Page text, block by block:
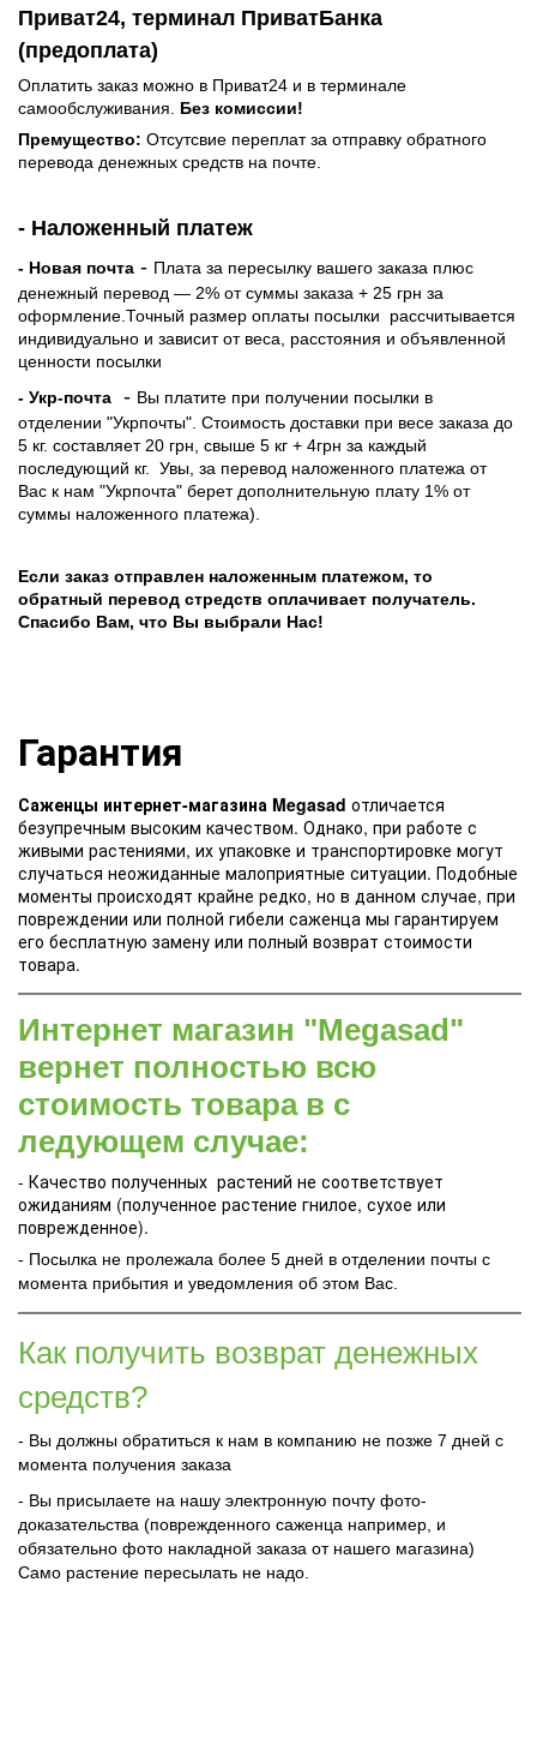
Приват24, терминал ПриватБанка
(предоплата)
Оплатить заказ можно в Приват24 и в терминале
самообслуживания. Без комиссии!
Премущество: Отсутсвие переплат за отправку обратного
перевода денежных средств на почте.
- Наложенный платеж
- Новая почта - Плата за пересылку вашего заказа плюс
денежный перевод — 2% от суммы заказа + 25 грн за
оформление.Точный размер оплаты посылки рассчитывается
индивидуально и зависит от веса, расстояния и объявленной
ценности посылки
- Укр-почта
- Вы платите при получении посылки в
отделении "Укрпочты". Стоимость доставки при весе заказа до
5 кг. составляет 20 грн, свыше 5 кг + 4грн за каждый
последующий кг. Увы, за перевод наложенного платежа от
Вас к нам "Укрпочта" берет дополнительную плату 1% от
суммы наложенного платежа).
Если заказ отправлен наложенным платежом, то
обратный перевод стредств оплачивает получатель.
Спасибо Вам, что Вы выбрали Нас!
Гарантия
Саженцы интернет-магазина Megasad отличается
безупречным высоким качеством. Однако, при работе с
живыми растениями, их упаковке и транспортировке могут
случаться неожиданные малоприятные ситуации. Подобные
моменты происходят крайне редко, но в данном случае, при
повреждении или полной гибели саженца мы гарантируем
его бесплатную замену или полный возврат стоимости
товара.
Интернет магазин "Megasad"
вернет полностью всю
стоимость товара в с
ледующем случае:
- Качество полученных растений не соответствует
ожиданиям (полученное растение гнилое, сухое или
поврежденное).
- Посылка не пролежала более 5 дней в отделении почты с
момента прибытия и уведомления об этом Вас.
Как получить возврат денежных
средств?
- Вы должны обратиться к нам в компанию не позже 7 дней с
момента получения заказа
- Вы присылаете на нашу электронную почту фото-
доказательства (поврежденного саженца например, и
обязательно фото накладной заказа от нашего магазина)
Само растение пересылать не надо.